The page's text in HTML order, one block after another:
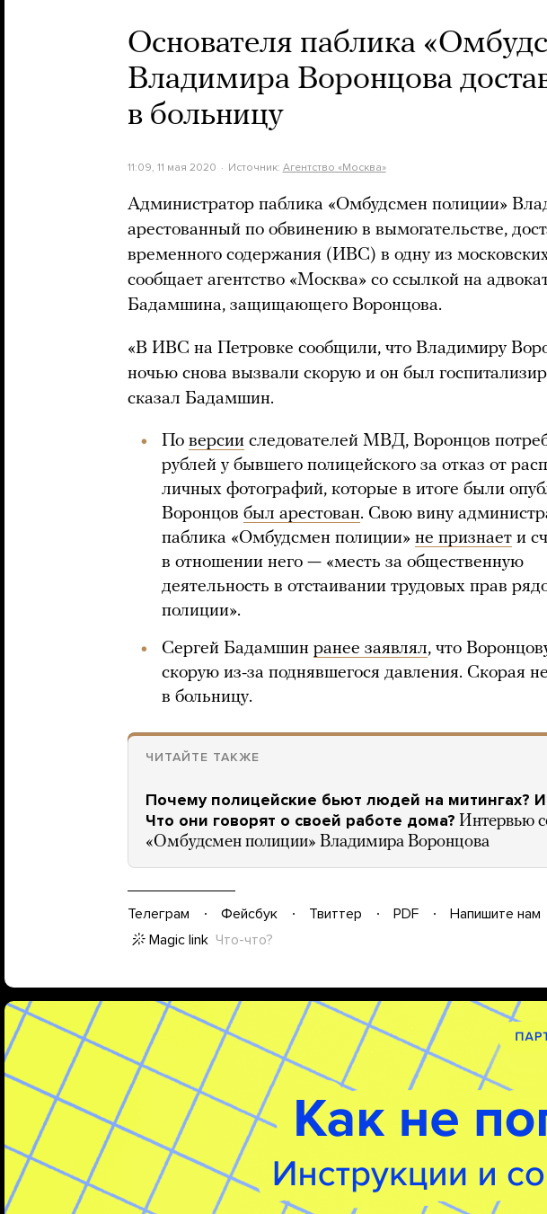
Основателя паблика
Владимира Воронцова
в больницу
11:09, 11 мая 2020 Источник: Агентство «Москва»
Администратор паблика «Омбудсмен полиции»
арестованный по обвинению в вымогательстве,
временного содержания (ИВС) в одну из
сообщает агентство «Москва» со ссылкой на
Бадамшина, защищающего Воронцова.
«В ИВС на Петровке сообщили, что Владимиру
ночью снова вызвали скорую и он был
сказал Бадамшин.
По версии следователей МВД, Воронцов
рублей у бывшего полицейского за отказ от
личных фотографий, которые в итоге были
Воронцов был арестован. Свою вину
паблика «Омбудсмен полиции» не признает и
в отношении него — «месть за общественную
деятельность в отстаивании трудовых прав
полиции».
Сергей Бадамшин ранее заявлял, что
скорую из-за поднявшегося давления. Скорая
в больницу.
ЧИТАЙТЕ ТАКЖЕ
Почему полицейские бьют людей на митингах?
Что они говорят о своей работе дома? Интервью
«Омбудсмен полиции» Владимира Воронцова
Телеграм Фейсбук Твиттер PDF
Напишите нам
Magic link Что-что?